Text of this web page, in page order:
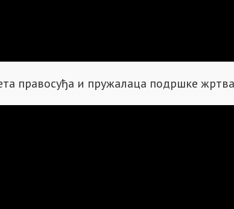
правосуђа и пружалаца подршке